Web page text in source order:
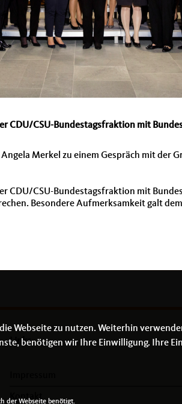
CDU/CSU-Bundestagsfraktion mit
Merkel zu einem Gespräch mit der
CDU/CSU-Bundestagsfraktion mit
Besondere Aufmerksamkeit galt
Links
Kontakt
Webseite zu nutzen. Weiterhin
benötigen wir Ihre Einwilligung. Ihre
der Webseite benötigt.